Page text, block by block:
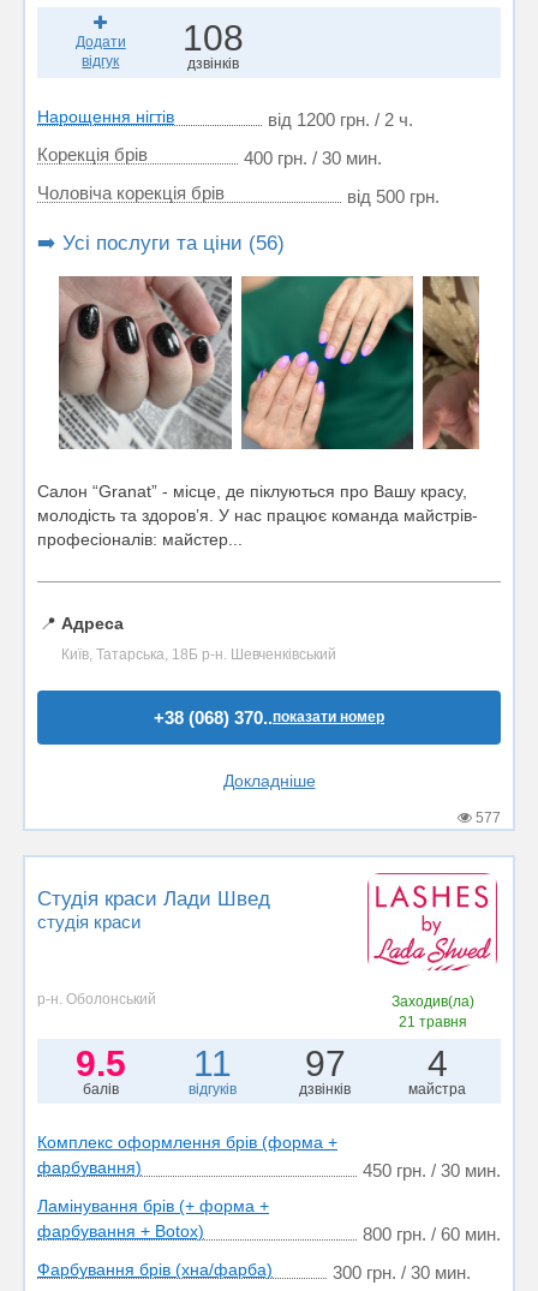
Додати
відгук
108
дзвінків
Нарощення нігтів
від 1200 грн. / 2 ч.
Корекція брів
400 грн. / 30 мин.
Чоловіча корекція брів
від 500 грн.
➡️ Усі послуги та ціни (56)
Салон “Granat” - місце, де піклуються про Вашу красу,
молодість та здоровʼя. У нас працює команда майстрів-
професіоналів: майстер...
📍 Адреса
Київ, Татарська, 18Б р-н. Шевченківський
+38 (068) 370..показати номер
Докладніше
577
Студія краси Лади Швед
студія краси
р-н. Оболонський
Заходив(ла)
21 травня
9.5
балів
11
відгуків
97
дзвінків
4
майстра
Комплекс оформлення брів (форма +
фарбування)
450 грн. / 30 мин.
Ламінування брів (+ форма +
фарбування + Botox)
800 грн. / 60 мин.
Фарбування брів (хна/фарба) 300 грн. / 30 мин.